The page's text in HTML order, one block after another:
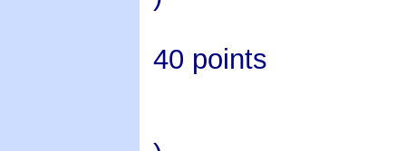
40 points